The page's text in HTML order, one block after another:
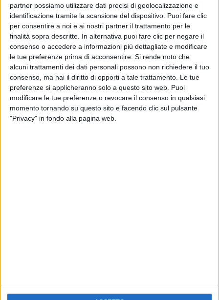
partner possiamo utilizzare dati precisi di geolocalizzazione e
identificazione tramite la scansione del dispositivo. Puoi fare clic
per consentire a noi e ai nostri partner il trattamento per le
finalità sopra descritte. In alternativa puoi fare clic per negare il
consenso o accedere a informazioni più dettagliate e modificare
le tue preferenze prima di acconsentire. Si rende noto che
alcuni trattamenti dei dati personali possono non richiedere il tuo
consenso, ma hai il diritto di opporti a tale trattamento. Le tue
preferenze si applicheranno solo a questo sito web. Puoi
modificare le tue preferenze o revocare il consenso in qualsiasi
momento tornando su questo sito e facendo clic sul pulsante
"Privacy" in fondo alla pagina web.
ELETTRA LAMBORGHINI
RADIO ITALIA LIVE ESTATE
ELETTRA LAMBORGHINI
VOI TANKA VILLAGE
RADIO ITALIA
VOI TANKA VILLAGE
Mobile Radio Italia Tv